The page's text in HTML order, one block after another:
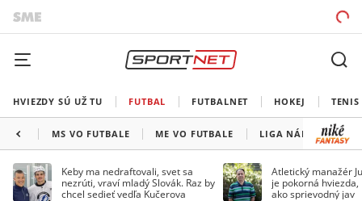
HVIEZDY SÚ UŽ TU FUTBAL FUTBALNET HOKEJ TENIS
MS VO FUTBALE ME VO FUTBALE LIGA NÁRODOV
Keby ma nedraftovali, svet sa
nezrúti, vraví mladý Slovák. Raz by
chcel sedieť vedľa Kučerova
Atletický manažér
je pokorná
ako sprievodný jav